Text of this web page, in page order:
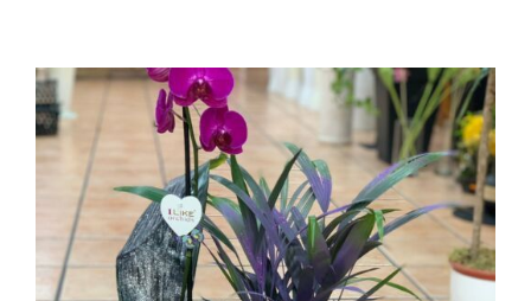
AÑADIR AL CARRITO
/